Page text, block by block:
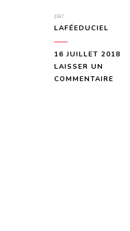
par
LAFÉEDUCIEL
16 JUILLET 2018
LAISSER UN
COMMENTAIRE